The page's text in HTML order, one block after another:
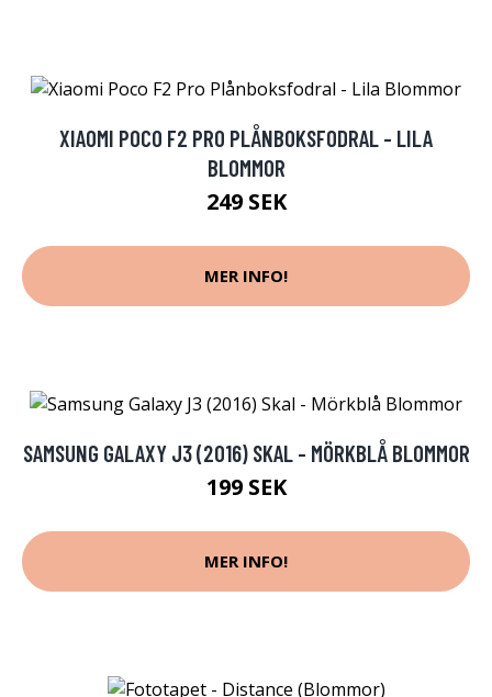
XIAOMI POCO F2 PRO PLÅNBOKSFODRAL - LILA
BLOMMOR
249 SEK
MER INFO!
SAMSUNG GALAXY J3 (2016) SKAL - MÖRKBLÅ BLOMMOR
199 SEK
MER INFO!